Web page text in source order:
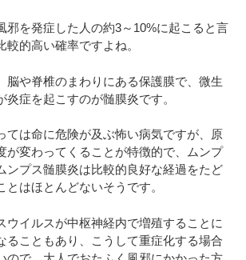
邪を発症した人の約3～10%に起こると言
較的高い確率ですよね。
脳や脊椎のまわりにある保護膜で、微生
炎症を起こすのが髄膜炎です。
ては命に危険が及ぶ怖い病気ですが、原
が変わってくることが特徴的で、ムンプ
ンプス髄膜炎は比較的良好な経過をたど
とはほとんどないそうです。
ウイルスが中枢神経内で増殖することに
ることもあり、こうして重症化する場合